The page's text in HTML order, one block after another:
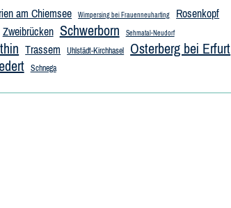
am Chiemsee Wimpersing bei Frauenneuharting Rosenkopf
Zweibrücken Schwerborn Sehmatal-Neudorf
Trassem Uhlstädt-Kirchhasel Osterberg bei Erfurt
Schnega